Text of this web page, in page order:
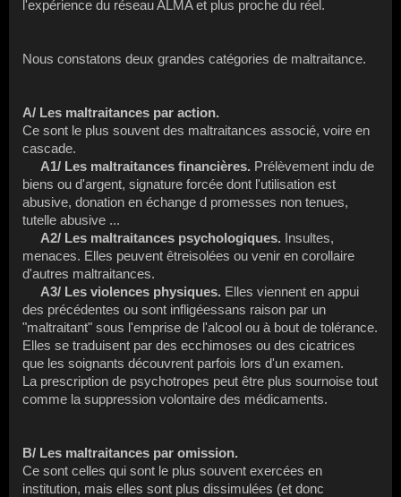
l'expérience du réseau ALMA et plus proche du réel.
Nous constatons deux grandes catégories de maltraitance.
A/ Les maltraitances par action.
Ce sont le plus souvent des maltraitances associé, voire en
cascade.
A1/ Les maltraitances financières. Prélèvement indu de
biens ou d'argent, signature forcée dont l'utilisation est
abusive, donation en échange d promesses non tenues,
tutelle abusive ...
A2/ Les maltraitances psychologiques. Insultes,
menaces. Elles peuvent êtreisolées ou venir en corollaire
d'autres maltraitances.
A3/ Les violences physiques. Elles viennent en appui
des précédentes ou sont infligéessans raison par un
"maltraitant" sous l'emprise de l'alcool ou à bout de tolérance.
Elles se traduisent par des ecchimoses ou des cicatrices
que les soignants découvrent parfois lors d'un examen.
La prescription de psychotropes peut être plus sournoise tout
comme la suppression volontaire des médicaments.
B/ Les maltraitances par omission.
Ce sont celles qui sont le plus souvent exercées en
institution, mais elles sont plus dissimulées (et donc